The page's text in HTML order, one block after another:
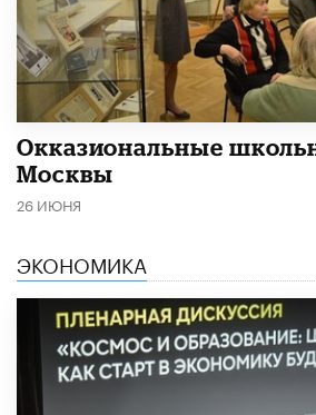
​Окказиональные
Москвы
26 ИЮНЯ
ЭКОНОМИКА